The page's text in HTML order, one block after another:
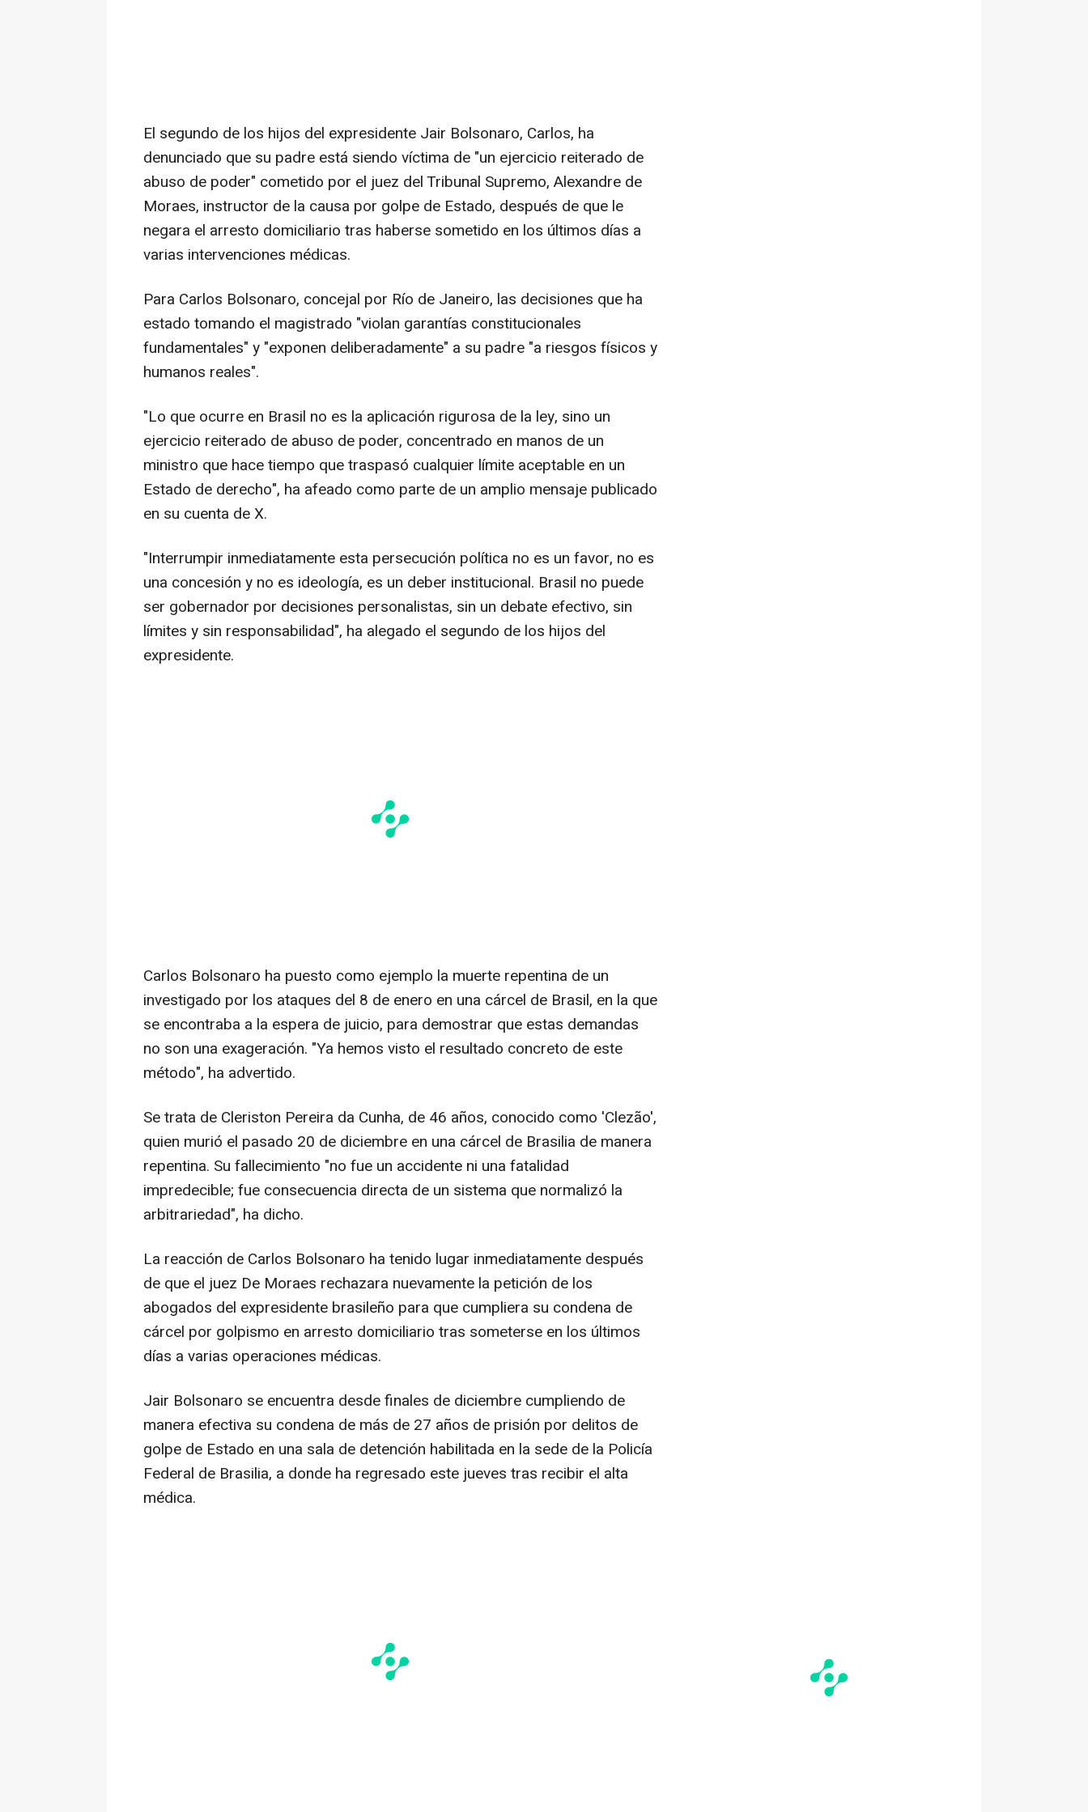
El segundo de los hijos del expresidente Jair Bolsonaro, Carlos, ha
denunciado que su padre está siendo víctima de "un ejercicio reiterado de
abuso de poder" cometido por el juez del Tribunal Supremo, Alexandre de
Moraes, instructor de la causa por golpe de Estado, después de que le
negara el arresto domiciliario tras haberse sometido en los últimos días a
varias intervenciones médicas.
Para Carlos Bolsonaro, concejal por Río de Janeiro, las decisiones que ha
estado tomando el magistrado "violan garantías constitucionales
fundamentales" y "exponen deliberadamente" a su padre "a riesgos físicos y
humanos reales".
"Lo que ocurre en Brasil no es la aplicación rigurosa de la ley, sino un
ejercicio reiterado de abuso de poder, concentrado en manos de un
ministro que hace tiempo que traspasó cualquier límite aceptable en un
Estado de derecho", ha afeado como parte de un amplio mensaje publicado
en su cuenta de X.
"Interrumpir inmediatamente esta persecución política no es un favor, no es
una concesión y no es ideología, es un deber institucional. Brasil no puede
ser gobernador por decisiones personalistas, sin un debate efectivo, sin
límites y sin responsabilidad", ha alegado el segundo de los hijos del
expresidente.
Carlos Bolsonaro ha puesto como ejemplo la muerte repentina de un
investigado por los ataques del 8 de enero en una cárcel de Brasil, en la que
se encontraba a la espera de juicio, para demostrar que estas demandas
no son una exageración. "Ya hemos visto el resultado concreto de este
método", ha advertido.
Se trata de Cleriston Pereira da Cunha, de 46 años, conocido como 'Clezão',
quien murió el pasado 20 de diciembre en una cárcel de Brasilia de manera
repentina. Su fallecimiento "no fue un accidente ni una fatalidad
impredecible; fue consecuencia directa de un sistema que normalizó la
arbitrariedad", ha dicho.
La reacción de Carlos Bolsonaro ha tenido lugar inmediatamente después
de que el juez De Moraes rechazara nuevamente la petición de los
abogados del expresidente brasileño para que cumpliera su condena de
cárcel por golpismo en arresto domiciliario tras someterse en los últimos
días a varias operaciones médicas.
Jair Bolsonaro se encuentra desde finales de diciembre cumpliendo de
manera efectiva su condena de más de 27 años de prisión por delitos de
golpe de Estado en una sala de detención habilitada en la sede de la Policía
Federal de Brasilia, a donde ha regresado este jueves tras recibir el alta
médica.